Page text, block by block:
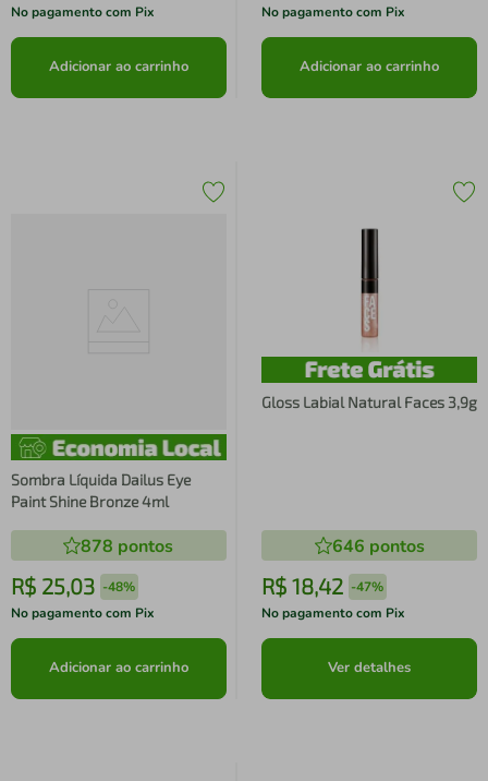
No pagamento com Pix
Adicionar ao carrinho
No pagamento com Pix
Adicionar ao carrinho
Sombra Líquida Dailus Eye
Paint Shine Bronze 4ml
878 pontos
R$ 25,03 -48%
No pagamento com Pix
Adicionar ao carrinho
Gloss Labial Natural Faces 3,9g
646 pontos
R$ 18,42 -47%
No pagamento com Pix
Ver detalhes